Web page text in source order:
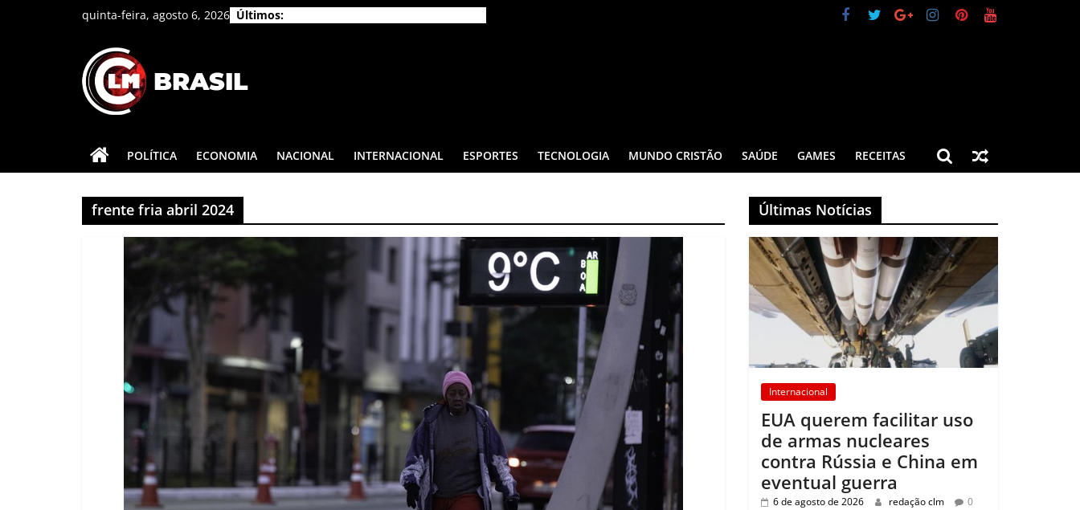
quinta-feira, agosto 6, 2026 Últimos:
CLM
Brasil
As
principais
notícias
POLÍTICA ECONOMIA NACIONAL INTERNACIONAL ESPORTES TECNOLOGIA MUNDO CRISTÃO SAÚDE GAMES RECEITAS
frente fria abril 2024 Últimas Notícias
Internacional
EUA querem facilitar uso
de armas nucleares
contra Rússia e China em
eventual guerra
6 de agosto de 2026 redação clm 0